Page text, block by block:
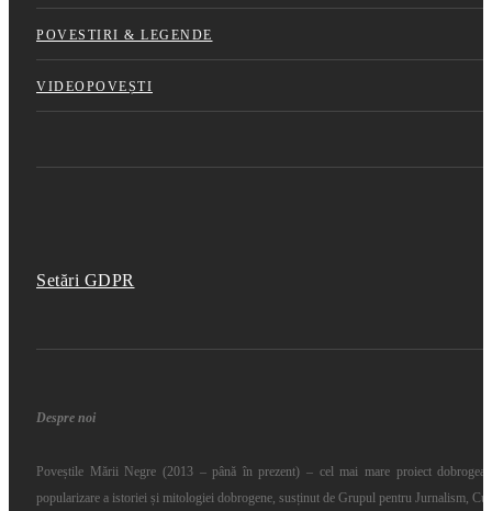
POVESTIRI & LEGENDE
VIDEOPOVEȘTI
Setări GDPR
Despre noi
Poveștile Mării Negre (2013 – până în prezent) – cel mai mare proiect
popularizare a istoriei și mitologiei dobrogene, susținut de Grupul pentru Jurnalism,